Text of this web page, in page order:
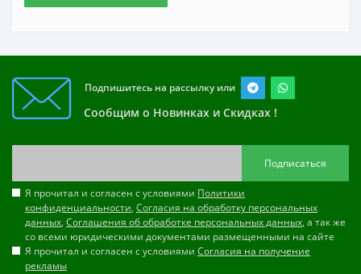
Подпишитесь на рассылку или
Сообщим о Новинках и Скидках !
Подписаться
Я прочитал и согласен с условиями Политики
конфиденциальности, Согласия на обработку персональных
данных, Соглашения об обработке персональных данных, а так же
со всеми юридическими документами размещенными на сайте
Я прочитал и согласен с условиями Согласия на получение
рекламы